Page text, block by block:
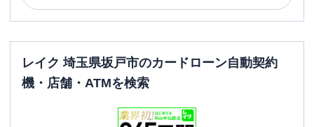
レイク 埼玉県坂戸市のカードローン自動契約
機・店舗・ATMを検索